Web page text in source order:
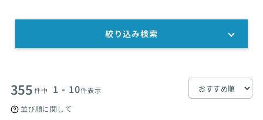
355件中 1 - 10件表示
並び順に関して
絞り込み検索